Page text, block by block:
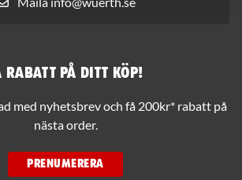
rabatt på ditt köp!
med nyhetsbrev och få 200kr* rabatt på
nästa order.
PRENUMERERA